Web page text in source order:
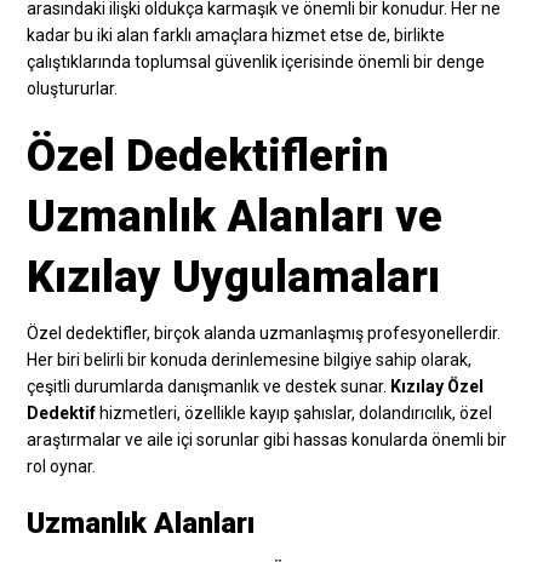
arasındaki ilişki oldukça karmaşık ve önemli bir konudur. Her ne
kadar bu iki alan farklı amaçlara hizmet etse de, birlikte
çalıştıklarında toplumsal güvenlik içerisinde önemli bir denge
oluştururlar.
Özel Dedektiflerin
Uzmanlık Alanları ve
Kızılay Uygulamaları
Özel dedektifler, birçok alanda uzmanlaşmış profesyonellerdir.
Her biri belirli bir konuda derinlemesine bilgiye sahip olarak,
çeşitli durumlarda danışmanlık ve destek sunar. Kızılay Özel
Dedektif hizmetleri, özellikle kayıp şahıslar, dolandırıcılık, özel
araştırmalar ve aile içi sorunlar gibi hassas konularda önemli bir
rol oynar.
Uzmanlık Alanları